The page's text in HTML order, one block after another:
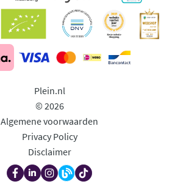
Plein.nl
© 2026
Algemene voorwaarden
Privacy Policy
Disclaimer